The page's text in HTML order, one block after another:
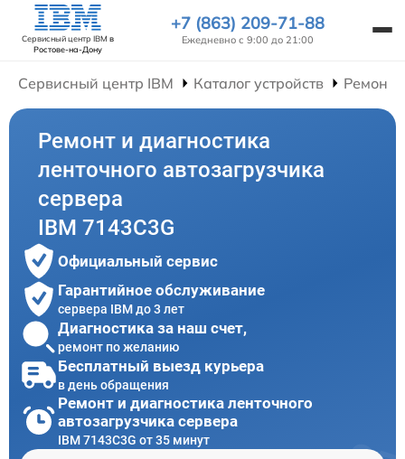
Сервисный центр IBM в
Ростове-на-Дону
+7 (863) 209-71-88
Ежедневно с 9:00 до 21:00
Сервисный центр IBM Каталог устройств Ремонт
Ремонт и диагностика
ленточного автозагрузчика
сервера
IBM 7143C3G
Официальный сервис
Гарантийное обслуживание
сервера IBM до 3 лет
Диагностика за наш счет,
ремонт по желанию
Бесплатный выезд курьера
в день обращения
Ремонт и диагностика ленточного
автозагрузчика сервера
IBM 7143C3G от 35 минут